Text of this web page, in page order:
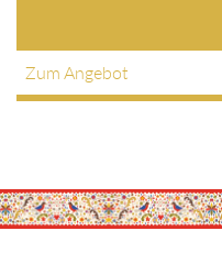
Zum Angebot